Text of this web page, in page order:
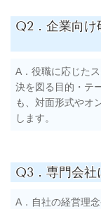
Q2．企業向け
A．役職に応じた
決を図る目的・テ
も、対面形式やオ
します。
Q3．専門会社
A．自社の経営理